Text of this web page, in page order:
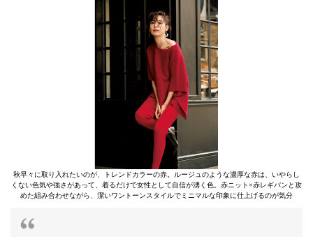
秋早々に取り入れたいのが、トレンドカラーの赤。ルージュのような濃厚な赤は、いやらし
くない色気や強さがあって、着るだけで女性として自信が湧く色。赤ニット×赤レギパンと攻
めた組み合わせながら、潔いワントーンスタイルでミニマルな印象に仕上げるのが気分